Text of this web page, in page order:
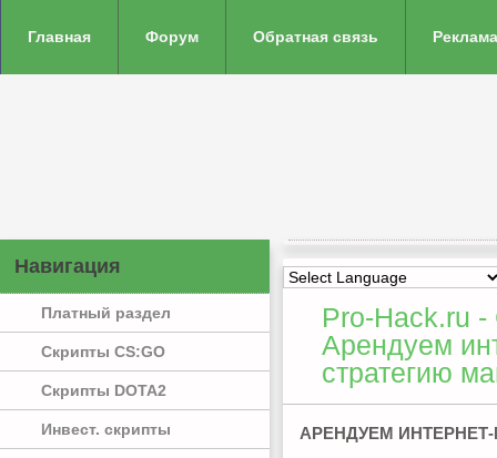
Главная Форум Обратная связь
Навигация
Платный раздел
Скрипты CS:GO
Скрипты DOTA2
Инвест. скрипты
Pro-Hack.ru
Арендуем
стратегию
АРЕНДУЕМ